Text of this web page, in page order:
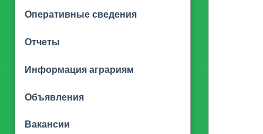
Оперативные сведения
Отчеты
Информация аграриям
Объявления
Вакансии